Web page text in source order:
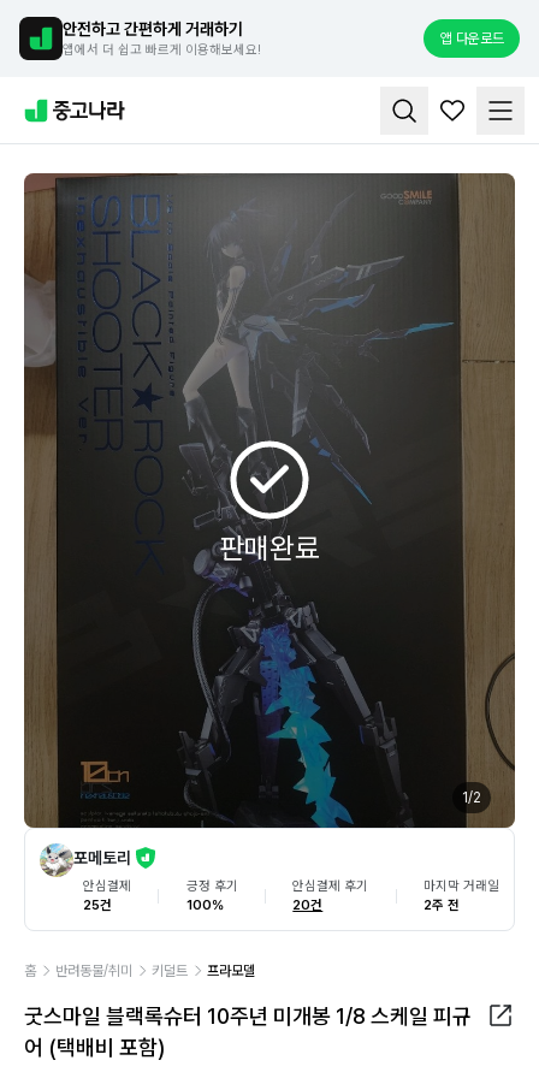
안전하고 간편하게 거래하기
앱에서 더 쉽고 빠르게 이용해보세요!
앱 다운로드
판매완료
1/2
포메토리
안심결제
25건
긍정 후기
100%
안심결제 후기
20건
마지막 거래일
2주 전
홈 반려동물/취미 키덜트 프라모델
굿스마일 블랙록슈터 10주년 미개봉 1/8 스케일 피규
어 (택배비 포함)